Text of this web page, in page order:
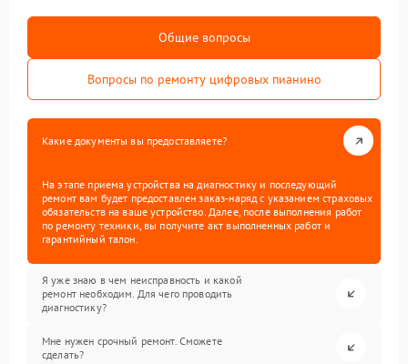
Общие вопросы
Вопросы по ремонту цифровых пианино
Какие документы вы предоставляете?
На этапе приема устройства на диагностику и последующий
ремонт вам будет предоставлен заказ-наряд с указанием страховых
обязательств на ваше устройство. Далее, после выполнения работ
по ремонту техники, вы получите акт выполненных работ и
гарантийный талон.
Я уже знаю в чем неисправность и какой
ремонт необходим. Для чего проводить
диагностику?
Мне нужен срочный ремонт. Сможете
сделать?